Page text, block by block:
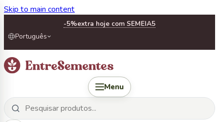
Skip to main content
-5%extra hoje com SEMEIA5
Português
Menu